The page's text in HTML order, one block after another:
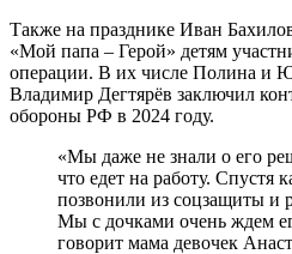
Также на празднике Иван
«Мой папа – Герой» детям
операции. В их числе Полина и
Владимир Дегтярёв заключил
обороны РФ в 2024 году.
«Мы даже не знали о его
что едет на работу. Спустя
позвонили из соцзащиты и
Мы с дочками очень ждем
говорит мама девочек